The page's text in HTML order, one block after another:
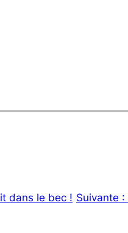
dans le bec ! Suivante :